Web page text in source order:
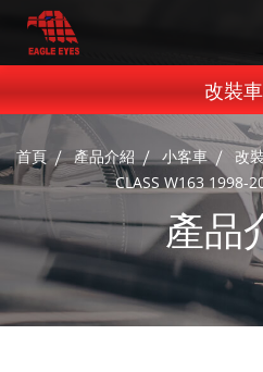
首頁 產品介紹 小客車 改
CLASS W163 1998-
產品
改裝